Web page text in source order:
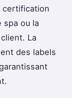
certification
spa ou la
La
des labels